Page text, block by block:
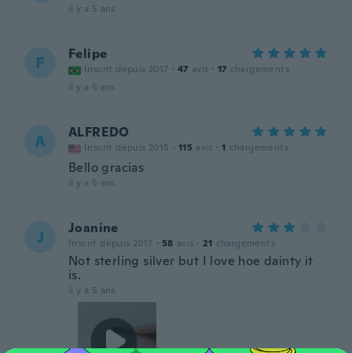
il y a 5 ans
F Felipe
Inscrit depuis 2017 · 47 avis · 17 chargements
il y a 5 ans
A ALFREDO
Inscrit depuis 2015 · 115 avis · 1 chargements
Bello gracias
il y a 5 ans
J Joanine
Inscrit depuis 2017 · 58 avis · 21 chargements
Not sterling silver but I love hoe dainty it
is.
il y a 5 ans